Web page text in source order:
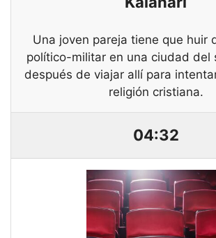
Una joven pareja tiene que huir
político-militar en una ciudad del
después de viajar allí para
religión cristiana.
04:32